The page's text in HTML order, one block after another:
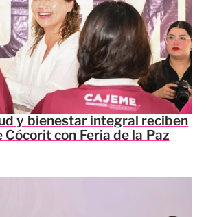
y bienestar integral reciben
con Feria de la Paz